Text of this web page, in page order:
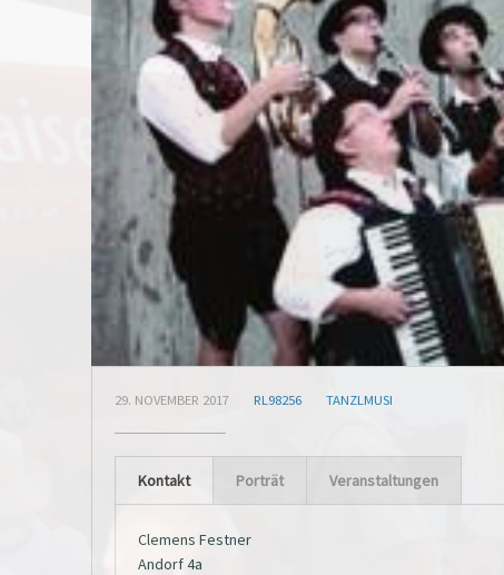
29. NOVEMBER 2017 RL98256 TANZLMUSI
Kontakt Porträt Veranstaltungen
Clemens Festner
Andorf 4a